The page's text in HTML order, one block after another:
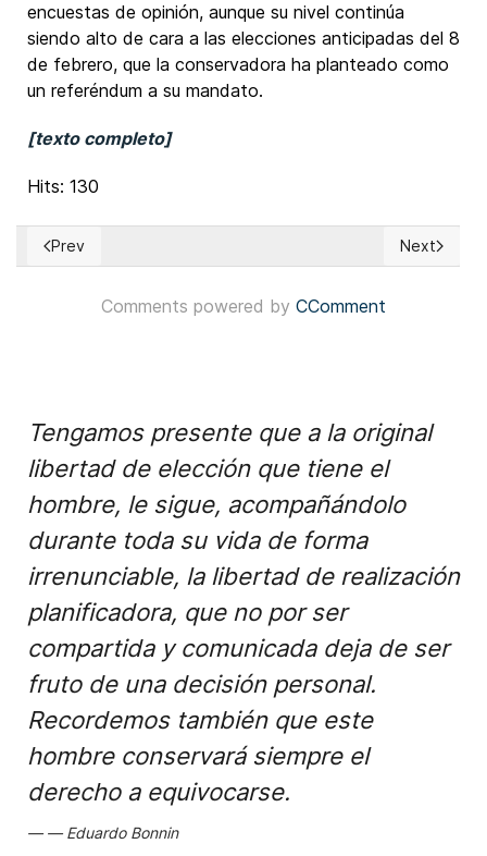
encuestas de opinión, aunque su nivel continúa
siendo alto de cara a las elecciones anticipadas del 8
de febrero, que la conservadora ha planteado como
un referéndum a su mandato.
[texto completo]
Hits: 130
Previous article: Costa Rica: Partidos cerraron campaña
Prev Next
Next
Comments powered by CComment
Tengamos presente que a la original
libertad de elección que tiene el
hombre, le sigue, acompañándolo
durante toda su vida de forma
irrenunciable, la libertad de realización
planificadora, que no por ser
compartida y comunicada deja de ser
fruto de una decisión personal.
Recordemos también que este
hombre conservará siempre el
derecho a equivocarse.
Eduardo Bonnin